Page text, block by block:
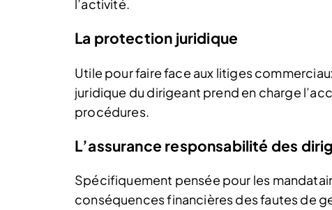
l’activité.
La protection juridique
Utile pour faire face aux litiges
juridique du dirigeant prend en charge
procédures.
L’assurance responsabilité des
Spécifiquement pensée pour les
conséquences financières des fautes de